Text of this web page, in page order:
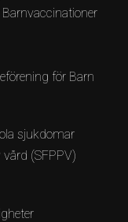
för Barn
sjukdomar
(SFPPV)